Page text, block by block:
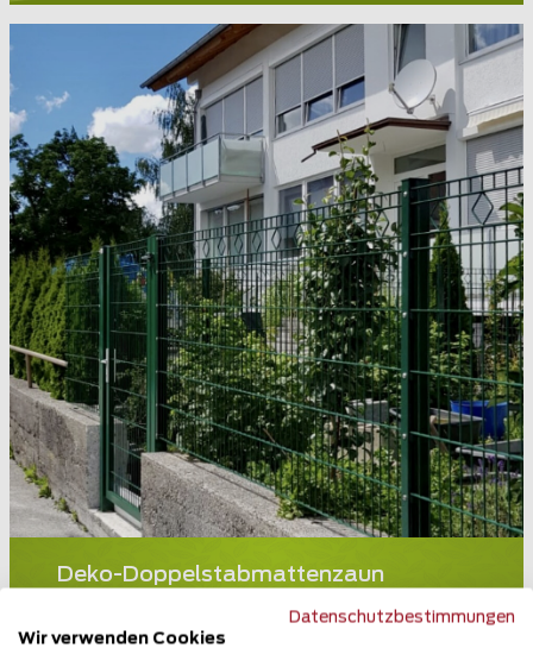
Deko-Doppelstabmattenzaun
Datenschutzbestimmungen
Wir verwenden Cookies